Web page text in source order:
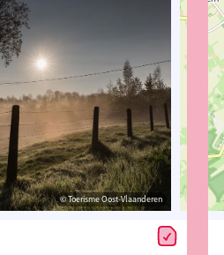
© Toerisme Oost-Vlaanderen
© Toerisme Oost-Vlaanderen